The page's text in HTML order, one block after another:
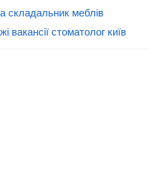
складальник меблів
вакансії стоматолог київ